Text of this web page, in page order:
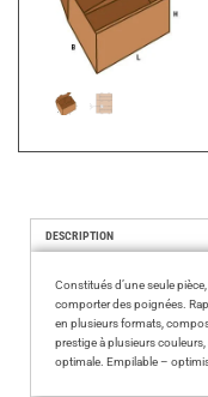
DESCRIPTION
Constitués d’une seule
comporter des poignées.
en plusieurs formats,
prestige à plusieurs couleurs,
optimale. Empilable –